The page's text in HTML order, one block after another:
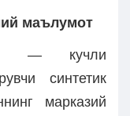
маълумот
— кучли
синтетик
марказий